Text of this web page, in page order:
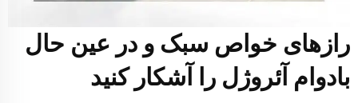
رازهای خواص سبک و در عین حال
بادوام آئروژل را آشکار کنید